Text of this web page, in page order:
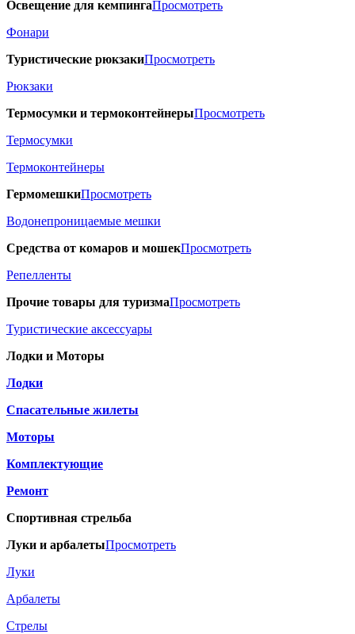
Освещение для кемпингаПросмотреть
Фонари
Туристические рюкзакиПросмотреть
Рюкзаки
Термосумки и термоконтейнерыПросмотреть
Термосумки
Термоконтейнеры
ГермомешкиПросмотреть
Водонепроницаемые мешки
Средства от комаров и мошекПросмотреть
Репелленты
Прочие товары для туризмаПросмотреть
Туристические аксессуары
Лодки и Моторы
Лодки
Спасательные жилеты
Моторы
Комплектующие
Ремонт
Спортивная стрельба
Луки и арбалетыПросмотреть
Луки
Арбалеты
Стрелы